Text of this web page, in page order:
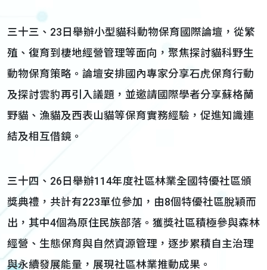
三十三、23日舉辦小型貓科動物保育國際論壇，從繁
殖、復育到棲地經營管理等面向，聚焦探討貓科野生
動物保育策略。論壇安排國內專家分享石虎保育行動
及探討雲豹再引入議題，並邀請國際學者分享蘇格蘭
野貓、漁貓及西表山貓等保育實務經驗，促進知識連
結及相互借鏡。
三十四、26日舉辦114年度社區林業全國特優社區頒
獎典禮，共計有223單位參加，由8個特優社區脫穎而
出，其中4個為原住民族部落。獲獎社區積極參與森林
經營、生態保育與自然資源管理，逐步累積自主治理
與永續發展能量，展現社區林業推動成果。